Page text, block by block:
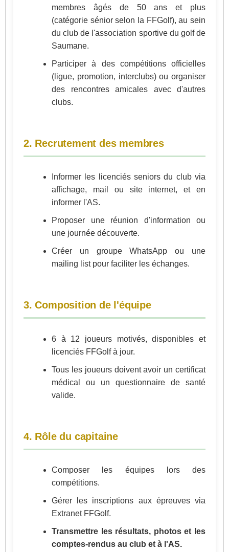
membres âgés de 50 ans et plus
(catégorie sénior selon la FFGolf), au sein
du club de l'association sportive du golf de
Saumane.
Participer à des compétitions officielles
(ligue, promotion, interclubs) ou organiser
des rencontres amicales avec d'autres
clubs.
2. Recrutement des membres
Informer les licenciés seniors du club via
affichage, mail ou site internet, et en
informer l'AS.
Proposer une réunion d'information ou
une journée découverte.
Créer un groupe WhatsApp ou une
mailing list pour faciliter les échanges.
3. Composition de l'équipe
6 à 12 joueurs motivés, disponibles et
licenciés FFGolf à jour.
Tous les joueurs doivent avoir un certificat
médical ou un questionnaire de santé
valide.
4. Rôle du capitaine
Composer les équipes lors des
compétitions.
Gérer les inscriptions aux épreuves via
Extranet FFGolf.
Transmettre les résultats, photos et les
comptes-rendus au club et à l'AS.